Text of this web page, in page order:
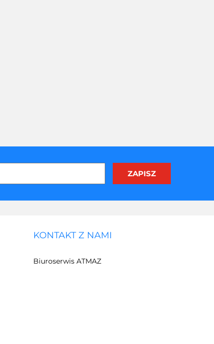
KONTAKT Z NAMI
Biuroserwis ATMAZ